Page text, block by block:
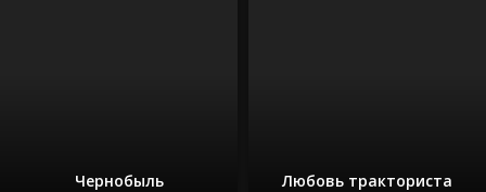
Чернобыль Любовь тракториста